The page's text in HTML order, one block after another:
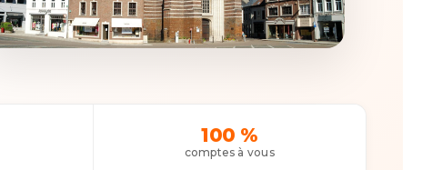
100 %
comptes à vous